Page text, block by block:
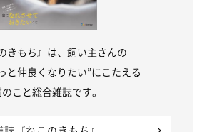
きもち』は、飼い主さんの
と仲良くなりたい”にこたえる
こと総合雑誌です。